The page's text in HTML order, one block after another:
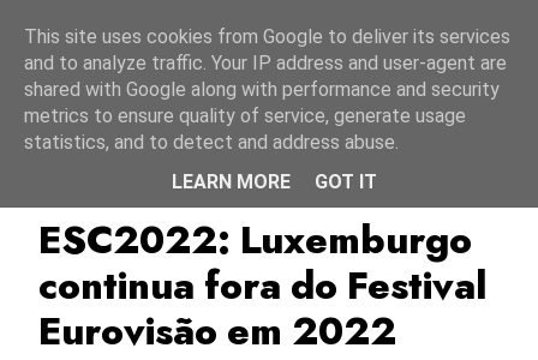
Luxemburgo RTL
ESC2022: Luxemburgo
continua fora do Festival
Eurovisão em 2022
This site uses cookies from Google to deliver its services
and to analyze traffic. Your IP address and user-agent are
shared with Google along with performance and security
metrics to ensure quality of service, generate usage
statistics, and to detect and address abuse.
LEARN MORE
GOT IT